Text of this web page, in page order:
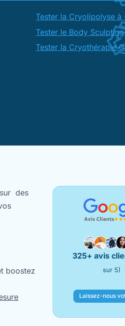
Tester la Cryolipolyse
Tester le Body
Tester la Cryothérapie
des
boostez
325+ avis
sur 5)
Laissez-nous